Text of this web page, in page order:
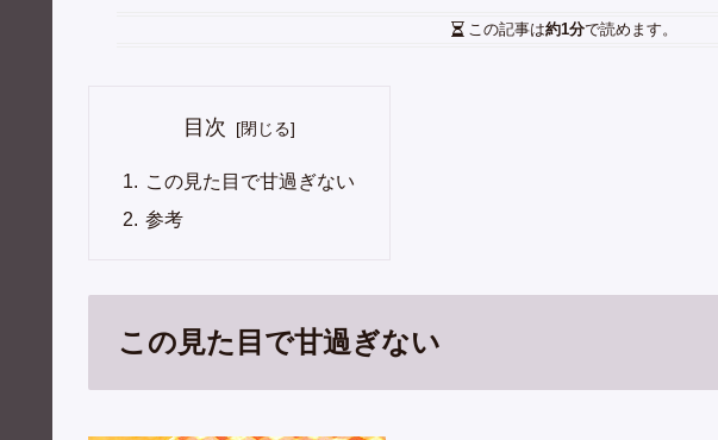
この記事は約1分で読めます。
目次
この見た目で甘過ぎない
参考
この見た目で甘過ぎない